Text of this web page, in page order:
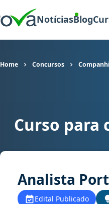
NotíciasBlog
Home Concursos
Curso para concurso CODEBA
Curso para
Analista
Edital Publicado